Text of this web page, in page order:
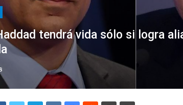
tendrá vida sólo si logra